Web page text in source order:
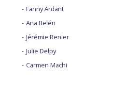
Fanny Ardant
Ana Belén
Jérémie Renier
Julie Delpy
Carmen Machi